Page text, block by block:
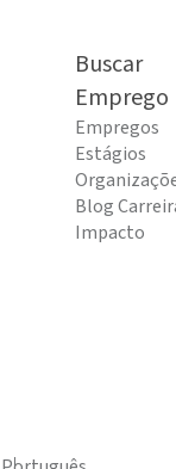
Buscar
Emprego
Empregos
Estágios
Blog
Impacto